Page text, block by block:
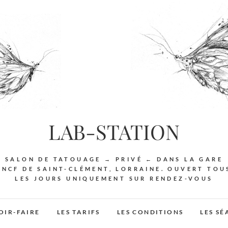
LAB-STATION
SALON DE TATOUAGE → PRIVÉ ← DANS LA GARE
DE SAINT-CLÉMENT, LORRAINE. OUVERT
LES JOURS UNIQUEMENT SUR RENDEZ-VOUS
FAIRE LES TARIFS LES CONDITIONS LES